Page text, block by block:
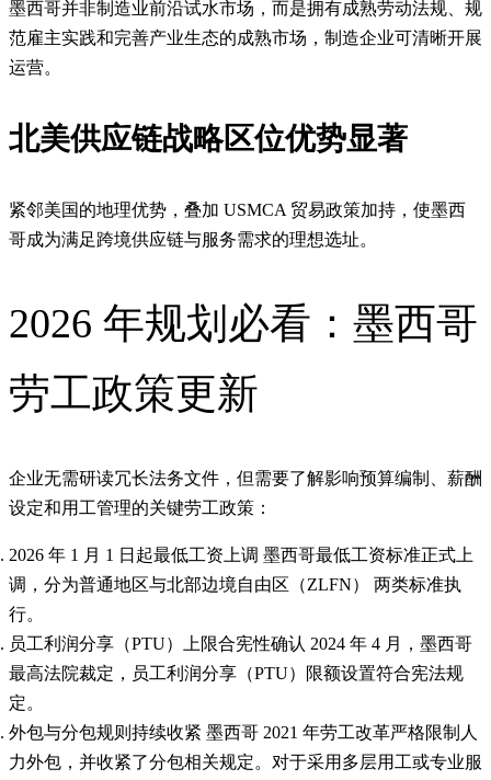
墨西哥并非制造业前沿试水市场，而是拥有成熟劳动法规、规
范雇主实践和完善产业生态的成熟市场，制造企业可清晰开展
运营。
北美供应链战略区位优势显著
紧邻美国的地理优势，叠加 USMCA 贸易政策加持，使墨西
哥成为满足跨境供应链与服务需求的理想选址。
2026 年规划必看：墨西哥
劳工政策更新
企业无需研读冗长法务文件，但需要了解影响预算编制、薪酬
设定和用工管理的关键劳工政策：
2026 年 1 月 1 日起最低工资上调 墨西哥最低工资标准正式上
调，分为普通地区与北部边境自由区（ZLFN） 两类标准执
行。
员工利润分享（PTU）上限合宪性确认 2024 年 4 月，墨西哥
最高法院裁定，员工利润分享（PTU）限额设置符合宪法规
定。
外包与分包规则持续收紧 墨西哥 2021 年劳工改革严格限制人
力外包，并收紧了分包相关规定。对于采用多层用工或专业服